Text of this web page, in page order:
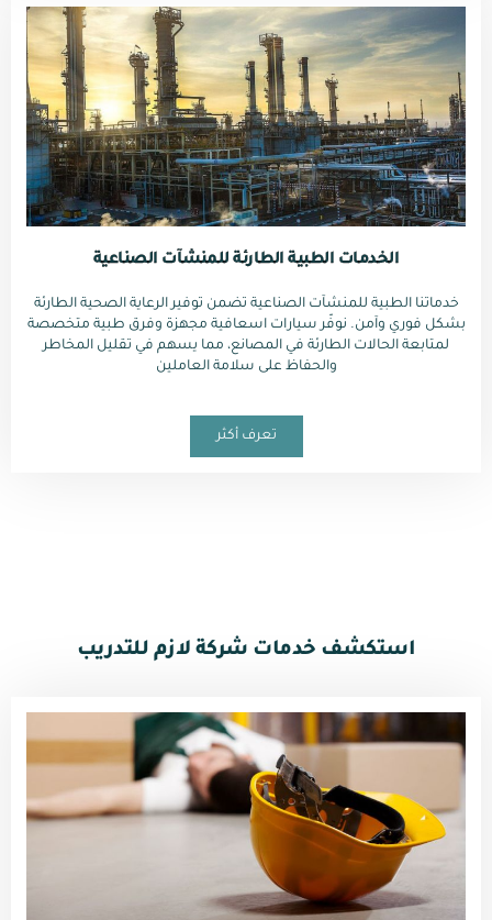
الخدمات الطبية الطارئة للمنشآت الصناعية
خدماتنا الطبية للمنشآت الصناعية تضمن توفير الرعاية الصحية الطارئة
بشكل فوري وآمن. نوفّر سيارات اسعافية مجهزة وفرق طبية متخصصة
لمتابعة الحالات الطارئة في المصانع، مما يسهم في تقليل المخاطر
والحفاظ على سلامة العاملين
تعرف أكثر
استكشف خدمات شركة لازم للتدريب